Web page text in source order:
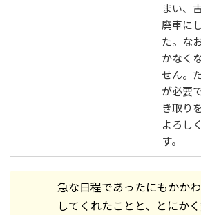
まい、
廃車に
た。な
かなく
せん。
が必要
き取り
よろし
す。
急な日程であったにもかか
してくれたことと、とにか